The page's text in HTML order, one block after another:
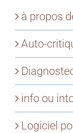
à propos
Auto-
info ou
Logiciel